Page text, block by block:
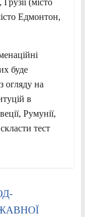
(місто
Едмонтон,
буде
огляду на
в
Румунії,
тест